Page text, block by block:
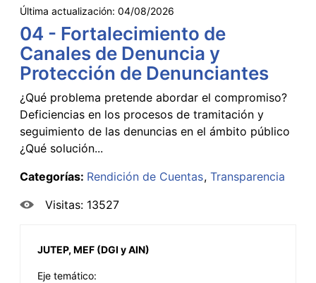
Última actualización: 04/08/2026
04 - Fortalecimiento de
Canales de Denuncia y
Protección de Denunciantes
¿Qué problema pretende abordar el compromiso?
Deficiencias en los procesos de tramitación y
seguimiento de las denuncias en el ámbito público
¿Qué solución...
Categorías: Rendición de Cuentas Transparencia
Visitas: 13527
JUTEP, MEF (DGI y AIN)
Eje temático: